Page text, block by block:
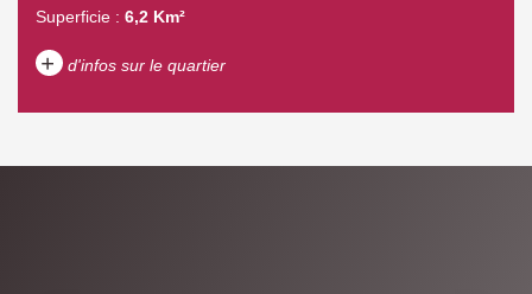
Superficie : 6,2 Km²
+ d'infos sur le quartier